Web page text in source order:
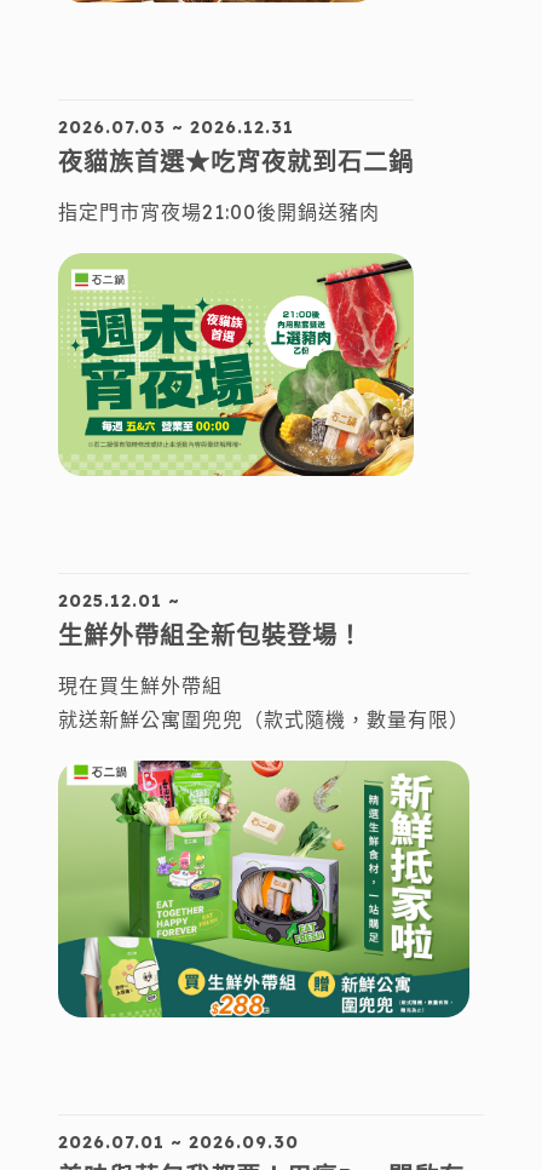
2026.07.03 ~ 2026.12.31
夜貓族首選★吃宵夜就到石二鍋
指定門市宵夜場21:00後開鍋送豬肉
2025.12.01 ~
生鮮外帶組全新包裝登場！
現在買生鮮外帶組
就送新鮮公寓圍兜兜（款式隨機，數量有限）
2026.07.01 ~ 2026.09.30